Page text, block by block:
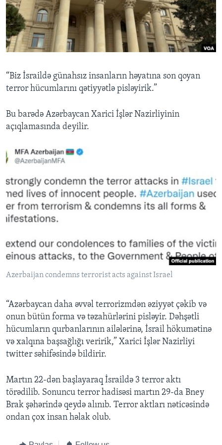
BIZI IZLƏYIN
Dillər
“Biz İsraildə günahsız insanların həyatına son qoyan
terror hücumlarını qətiyyətlə pisləyirik.”
Bu barədə Azərbaycan Xarici İşlər Nazirliyinin
açıqlamasında deyilir.
Azerbaijan condemns terrorist acts against Israel
“Azərbaycan daha əvvəl terrorizmdən əziyyət çəkib və
onun bütün forma və təzahürlərini pisləyir. Dəhşətli
hücumların qurbanlarının ailələrinə, İsrail hökumətinə
və xalqına başsağlığı veririk,” Xarici İşlər Nazirliyi
twitter səhifəsində bildirir.
Martın 22-dən başlayaraq İsraildə 3 terror aktı
törədilib. Sonuncu terror hadisəsi martın 29-da Bney
Brak şəhərində qeydə alınıb. Terror aktları nəticəsində
ondan çox insan həlak olub.